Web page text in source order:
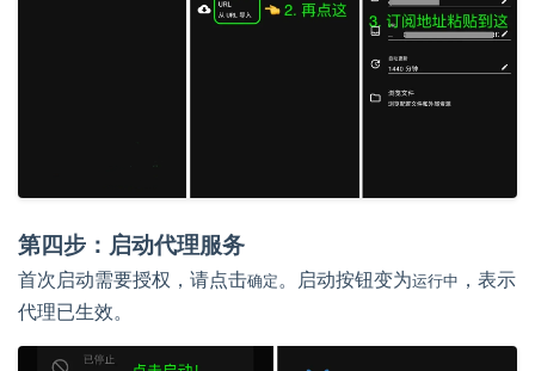
第四步：启动代理服务
首次启动需要授权，请点击确定。启动按钮变为运行中 ，表示
代理已生效。